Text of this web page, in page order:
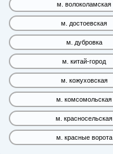
м. волоколамская
м. достоевская
м. дубровка
м. китай-город
м. кожуховская
м. комсомольская
м. красносельская
м. красные ворота